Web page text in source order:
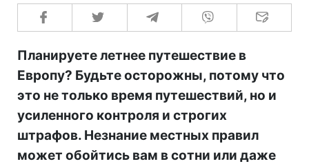
Планируете летнее путешествие в
Европу? Будьте осторожны, потому что
это не только время путешествий, но и
усиленного контроля и строгих
штрафов. Незнание местных правил
может обойтись вам в сотни или даже